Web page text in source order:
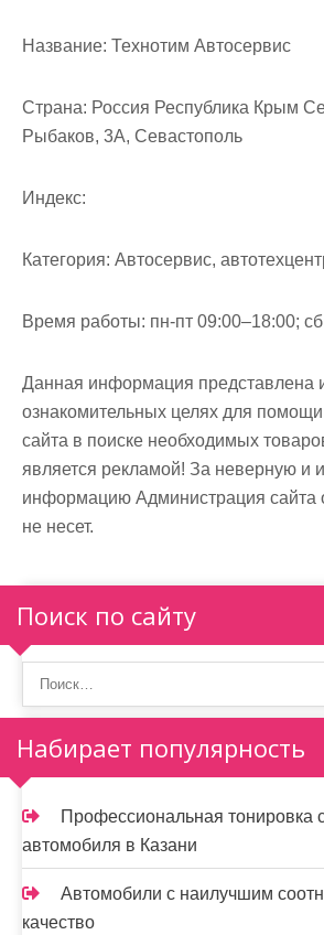
Название: Технотим Автосервис
Страна: Россия Республика Крым
Рыбаков, 3А, Севастополь
Индекс:
Категория: Автосервис,
Время работы: пн-пт 09:00–18:00;
Данная информация представлена
ознакомительных целях для помощи
сайта в поиске необходимых
является рекламой! За неверную и
информацию Администрация сайта
не несет.
Поиск по сайту
Набирает популярность
Профессиональная тонировка
автомобиля в Казани
Автомобили с наилучшим
качество